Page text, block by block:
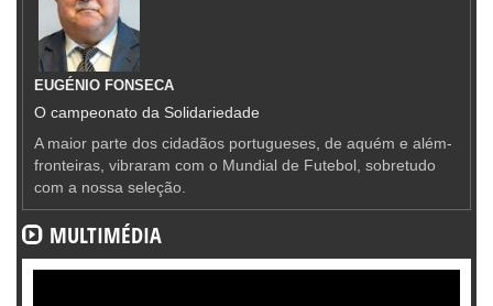
EUGÉNIO FONSECA
O campeonato da Solidariedade
A maior parte dos cidadãos portugueses, de aquém e além-
fronteiras, vibraram com o Mundial de Futebol, sobretudo
com a nossa seleção.
MULTIMÉDIA